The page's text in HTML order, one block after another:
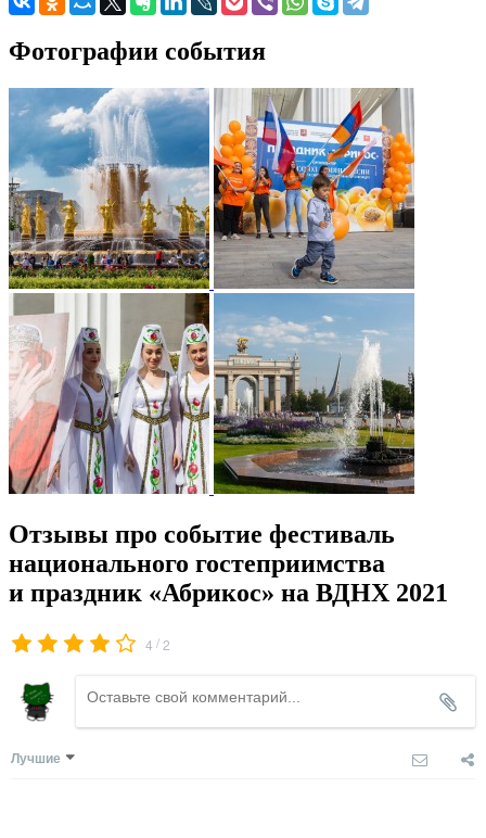
Фотографии события
Отзывы про событие фестиваль
национального гостеприимства
и праздник «Абрикос» на ВДНХ 2021
4 /2
Лучшие